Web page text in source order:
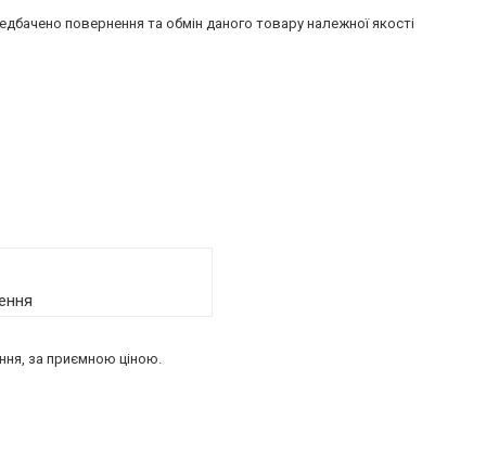
повернення та обмін даного товару належної якості
за приємною ціною.